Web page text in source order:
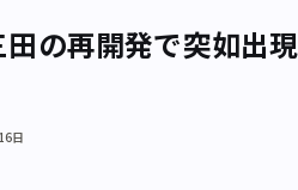
の再開発で突如出
日